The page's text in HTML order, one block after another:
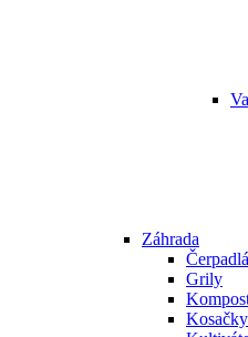
Záhrada
Čerpadlá
Grily
Kosačky